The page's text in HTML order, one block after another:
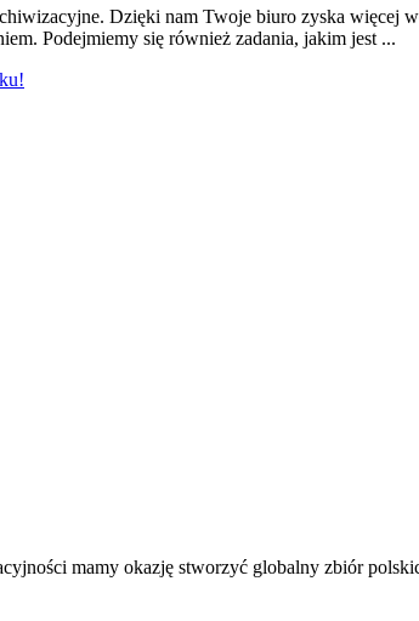
Dzięki nam Twoje biuro zyska
Podejmiemy się również zadania, jakim jest ...
mamy okazję stworzyć globalny zbiór